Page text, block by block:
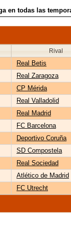
en todas las
Rival
Real Betis
Real Zaragoza
CP Mérida
Real Valladolid
Real Madrid
FC Barcelona
Deportivo Coruña
SD Compostela
Real Sociedad
Atlético de Madrid
FC Utrecht